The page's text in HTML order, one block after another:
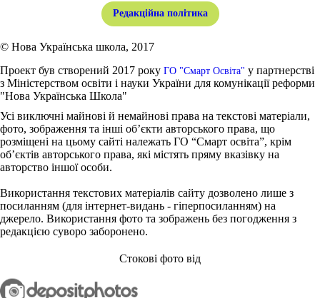
Редакційна політика
© Нова Українська школа, 2017
Проект був створений 2017 року ГО "Смарт Освіта" у партнерстві
з Міністерством освіти і науки України для комунікації реформи
"Нова Українська Школа"
Усі виключні майнові й немайнові права на текстові матеріали,
фото, зображення та інші об’єкти авторського права, що
розміщені на цьому сайті належать ГО “Смарт освіта”, крім
об’єктів авторського права, які містять пряму вказівку на
авторство іншої особи.
Використання текстових матеріалів сайту дозволено лише з
посиланням (для інтернет-видань - гіперпосиланням) на
джерело. Використання фото та зображень без погодження з
редакцією суворо заборонено.
Стокові фото від